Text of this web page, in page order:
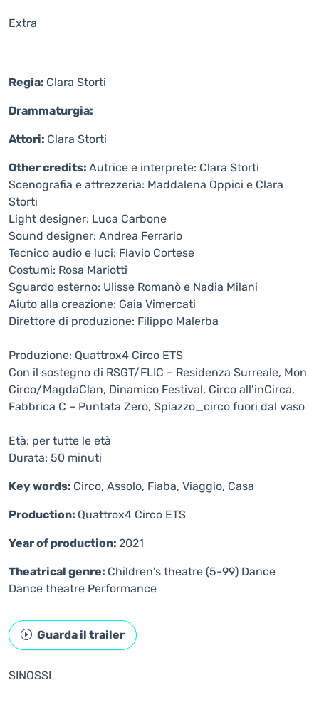
Extra
Regia: Clara Storti
Drammaturgia:
Attori: Clara Storti
Other credits: Autrice e interprete: Clara Storti
Scenografia e attrezzeria: Maddalena Oppici e Clara
Storti
Light designer: Luca Carbone
Sound designer: Andrea Ferrario
Tecnico audio e luci: Flavio Cortese
Costumi: Rosa Mariotti
Sguardo esterno: Ulisse Romanò e Nadia Milani
Aiuto alla creazione: Gaia Vimercati
Direttore di produzione: Filippo Malerba
Produzione: Quattrox4 Circo ETS
Con il sostegno di RSGT/FLIC – Residenza Surreale, Mon
Circo/MagdaClan, Dinamico Festival, Circo all’inCirca,
Fabbrica C – Puntata Zero, Spiazzo_circo fuori dal vaso
Età: per tutte le età
Durata: 50 minuti
Key words: Circo, Assolo, Fiaba, Viaggio, Casa
Production: Quattrox4 Circo ETS
Year of production: 2021
Theatrical genre: Children's theatre (5-99) Dance
Dance theatre Performance
Guarda il trailer
SINOSSI